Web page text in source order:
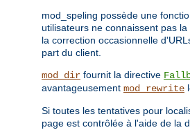
mod_speling possède une
utilisateurs ne connaissent pas
la correction occasionnelle
part du client.
mod_dir fournit la directive
avantageusement mod_rewrite
Si toutes les tentatives pour
page est contrôlée à l'aide de la